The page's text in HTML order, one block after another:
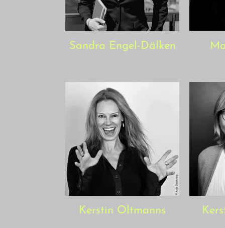
Sandra Engel-Dälken
Kerstin Oltmanns